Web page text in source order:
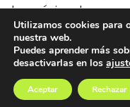
la próxima!
Ideas Dinero REALT
Utilizamos cookies para
nuestra web.
Puedes aprender más
desactivarlas en los
Aceptar Rechazar